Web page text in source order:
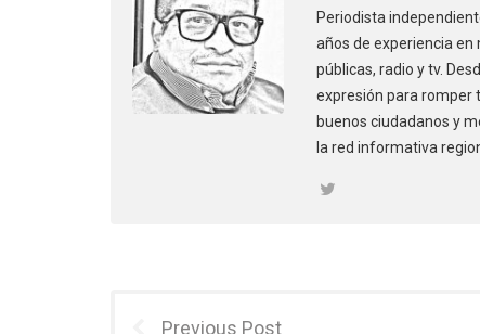
Periodista
años de experiencia
públicas, radio y tv.
expresión para romper
buenos ciudadanos y
la red informativa
Previous Post